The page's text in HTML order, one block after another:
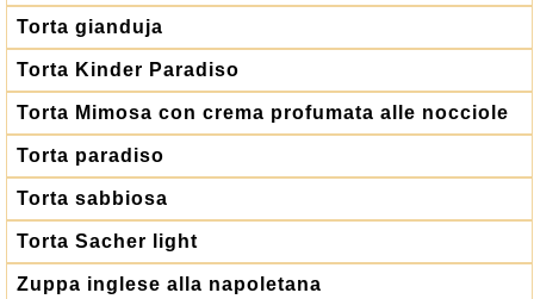
Torta gianduja
Torta Kinder Paradiso
Torta Mimosa con crema profumata alle nocciole
Torta paradiso
Torta sabbiosa
Torta Sacher light
Zuppa inglese alla napoletana